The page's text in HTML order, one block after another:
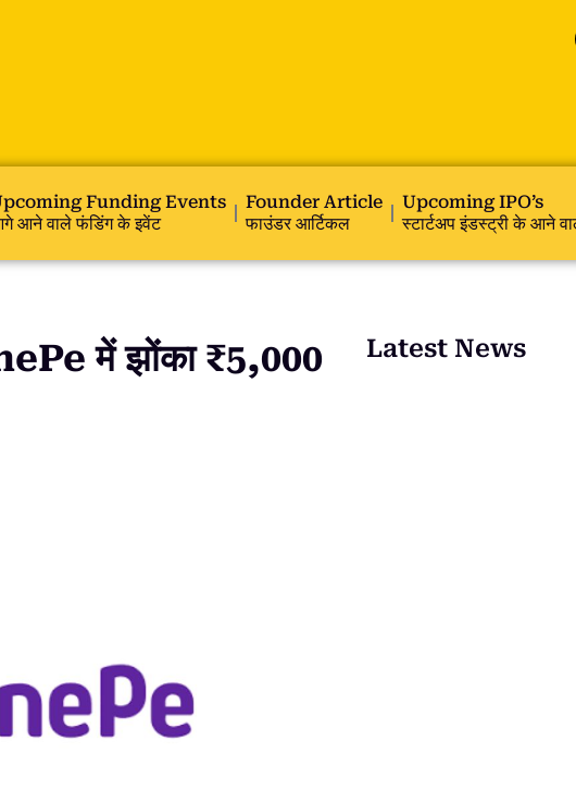
Funding Events
आने वाले फंडिंग के इवेंट
Founder Article
फाउंडर आर्टिकल
Upcoming IPO’s
स्टार्टअप इंडस्ट्री के आने
में झोंका ₹5,000
Latest News